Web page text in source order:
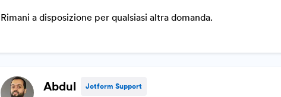
Rimani a disposizione per qualsiasi altra domanda.
Abdul Jotform Support